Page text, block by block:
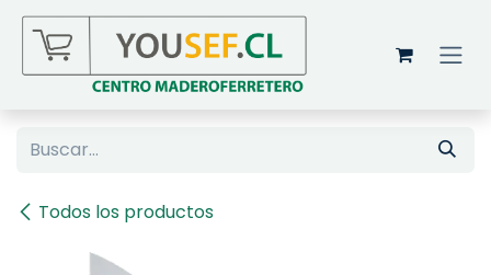
Ir al contenido
Todos los productos